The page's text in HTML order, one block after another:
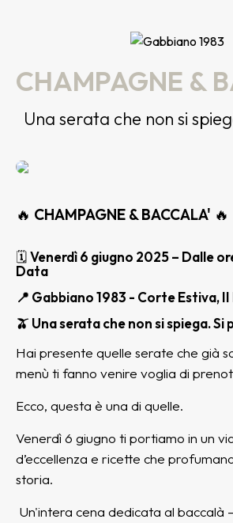
CHAMPAGNE &
Una serata che non si
🔥 CHAMPAGNE & BACCALA' 🔥
🗓Venerdì 6 giugno 2025 – Dalle
Data
📍 Gabbiano 1983 - Corte Estiva,
🫒 Una serata che non si spiega. Si
Hai presente quelle serate che già
menù ti fanno venire voglia di
Ecco, questa è una di quelle.
Venerdì 6 giugno ti portiamo in un
d’eccellenza e ricette che
storia.
Un'intera cena dedicata al baccalà